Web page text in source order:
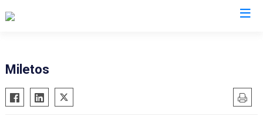
Bozdoğan
Buharkent
Miletos